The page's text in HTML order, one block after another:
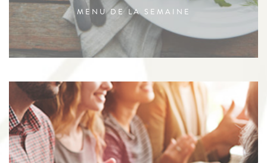
MENU DE LA SEMAINE